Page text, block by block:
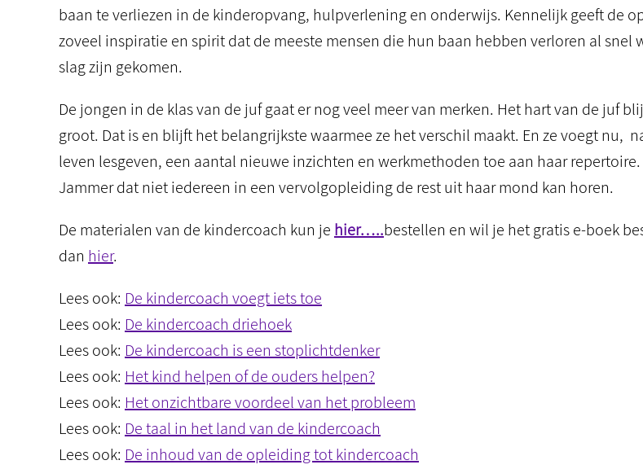
baan te verliezen in de kinderopvang, hulpverlening en onderwijs. Kennelijk geeft de
zoveel inspiratie en spirit dat de meeste mensen die hun baan hebben verloren al snel
slag zijn gekomen.
De jongen in de klas van de juf gaat er nog veel meer van merken. Het hart van de juf
groot. Dat is en blijft het belangrijkste waarmee ze het verschil maakt. En ze voegt nu,
leven lesgeven, een aantal nieuwe inzichten en werkmethoden toe aan haar repertoire.
Jammer dat niet iedereen in een vervolgopleiding de rest uit haar mond kan horen.
De materialen van de kindercoach kun je hier…..bestellen en wil je het gratis e-boek
dan hier.
Lees ook: De kindercoach voegt iets toe
Lees ook: De kindercoach driehoek
Lees ook: De kindercoach is een stoplichtdenker
Lees ook: Het kind helpen of de ouders helpen?
Lees ook: Het onzichtbare voordeel van het probleem
Lees ook: De taal in het land van de kindercoach
Lees ook: De inhoud van de opleiding tot kindercoach